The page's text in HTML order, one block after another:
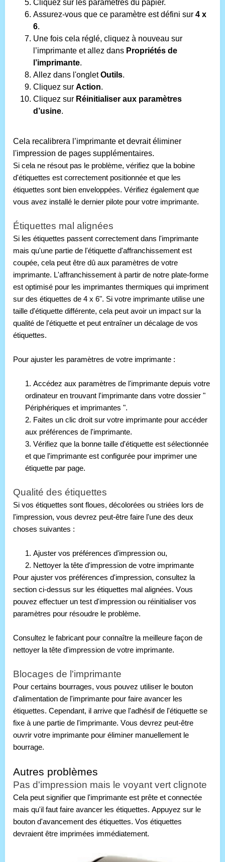
Cliquez sur les paramètres du papier.
Assurez-vous que ce paramètre est défini sur 4 x
6.
Une fois cela réglé, cliquez à nouveau sur
l’imprimante et allez dans Propriétés de
l’imprimante.
Allez dans l'ongletOutils.
Cliquez sur Action.
Cliquez sur Réinitialiser aux paramètres
d’usine.
Cela recalibrera l’imprimante et devrait éliminer
l'impression de pages supplémentaires.
Si cela ne résout pas le problème, vérifiez que la bobine
d'étiquettes est correctement positionnée et que les
étiquettes sont bien enveloppées. Vérifiez également que
vous avez installé le dernier pilote pour votre imprimante.
Étiquettes mal alignées
Si les étiquettes passent correctement dans l'imprimante
mais qu'une partie de l'étiquette d'affranchissement est
coupée, cela peut être dû aux paramètres de votre
imprimante. L'affranchissement à partir de notre plate-forme
est optimisé pour les imprimantes thermiques qui impriment
sur des étiquettes de 4 x 6". Si votre imprimante utilise une
taille d'étiquette différente, cela peut avoir un impact sur la
qualité de l'étiquette et peut entraîner un décalage de vos
étiquettes.
Pour ajuster les paramètres de votre imprimante :
1. Accédez aux paramètres de l'imprimante depuis votre
ordinateur en trouvant l'imprimante dans votre dossier "
Périphériques et imprimantes ".
2. Faites un clic droit sur votre imprimante pour accéder
aux préférences de l'imprimante.
3. Vérifiez que la bonne taille d'étiquette est sélectionnée
et que l'imprimante est configurée pour imprimer une
étiquette par page.
Qualité des étiquettes
Si vos étiquettes sont floues, décolorées ou striées lors de
l'impression, vous devrez peut-être faire l'une des deux
choses suivantes :
1. Ajuster vos préférences d'impression ou,
2. Nettoyer la tête d'impression de votre imprimante
Pour ajuster vos préférences d'impression, consultez la
section ci-dessus sur les étiquettes mal alignées. Vous
pouvez effectuer un test d'impression ou réinitialiser vos
paramètres pour résoudre le problème.
Consultez le fabricant pour connaître la meilleure façon de
nettoyer la tête d'impression de votre imprimante.
Blocages de l'imprimante
Pour certains bourrages, vous pouvez utiliser le bouton
d'alimentation de l'imprimante pour faire avancer les
étiquettes. Cependant, il arrive que l'adhésif de l'étiquette se
fixe à une partie de l'imprimante. Vous devrez peut-être
ouvrir votre imprimante pour éliminer manuellement le
bourrage.
Autres problèmes
Pas d'impression mais le voyant vert clignote
Cela peut signifier que l'imprimante est prête et connectée
mais qu'il faut faire avancer les étiquettes. Appuyez sur le
bouton d'avancement des étiquettes. Vos étiquettes
devraient être imprimées immédiatement.